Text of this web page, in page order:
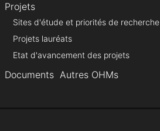
Projets
Sites d'étude et priorités de recherche
Projets lauréats
Etat d'avancement des projets
Documents Autres OHMs